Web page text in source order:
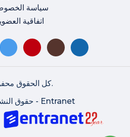
سياسة
اتفاقية
كل الحقوق محفوظة.
حقوق النشر © 2026 - Entranet